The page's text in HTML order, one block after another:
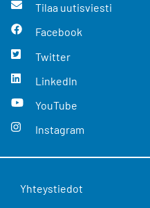
Tilaa uutisviesti
Facebook
Twitter
LinkedIn
YouTube
Instagram
Yhteystiedot